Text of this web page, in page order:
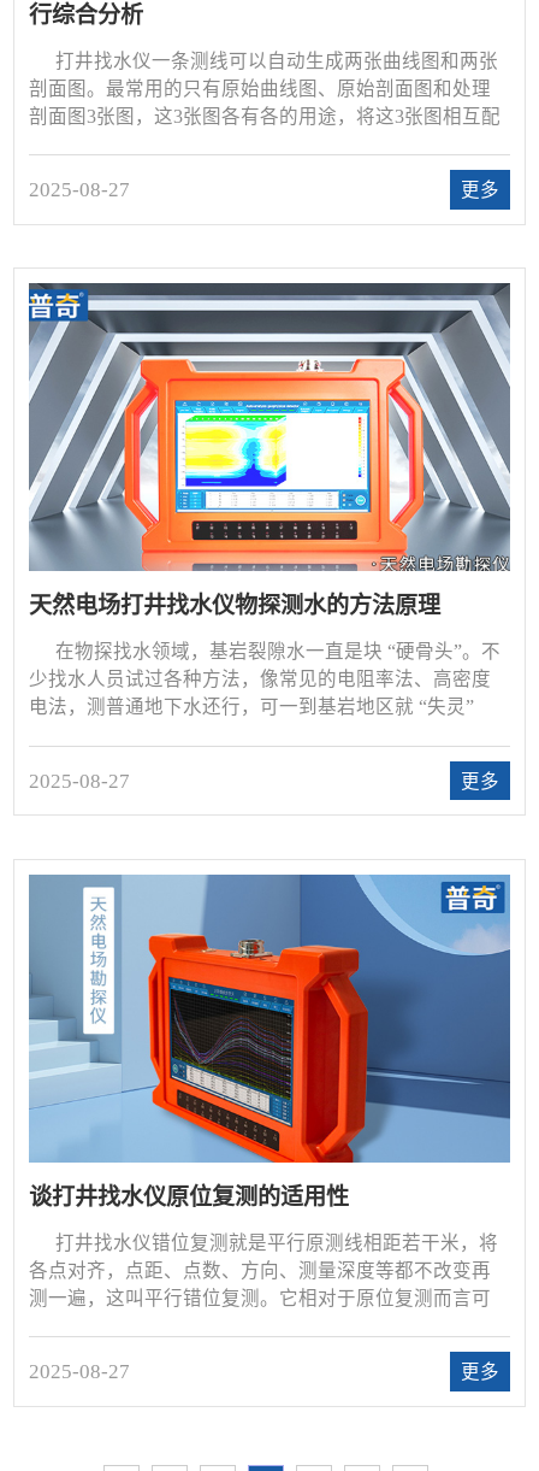
行综合分析
打井找水仪一条测线可以自动生成两张曲线图和两张
剖面图。最常用的只有原始曲线图、原始剖面图和处理
剖面图3张图，这3张图各有各的用途，将这3张图相互配
益彰，解读出更多地下水的信息，可以简称为“三图联
读”。
2025-08-27 更多
天然电场打井找水仪物探测水的方法原理
在物探找水领域，基岩裂隙水一直是块 “硬骨头”。不
少找水人员试过各种方法，像常见的电阻率法、高密度
电法，测普通地下水还行，可一到基岩地区就 “失灵”
2025-08-27 更多
谈打井找水仪原位复测的适用性
打井找水仪错位复测就是平行原测线相距若干米，将
各点对齐，点距、点数、方向、测量深度等都不改变再
测一遍，这叫平行错位复测。它相对于原位复测而言可
用5～10米左右。如果错位距离太小有很多不利因素排除
不了。如果距离太大难以保证地电条件不发生变化。错
位5～10米测完后若对异常仍有怀疑，可再离开一段距离
变的图，可以认为是没有异常，这样的测线可以不做复
2025-08-27 更多